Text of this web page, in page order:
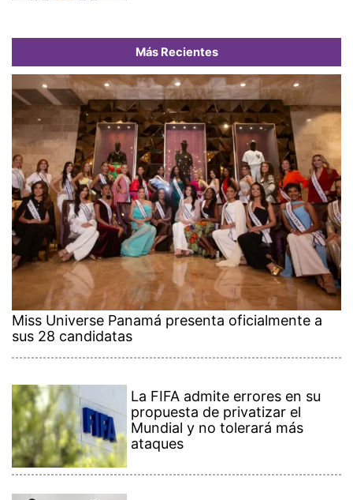
Más Recientes
Miss Universe Panamá presenta oficialmente a
sus 28 candidatas
La FIFA admite errores en su
propuesta de privatizar el
Mundial y no tolerará más
ataques